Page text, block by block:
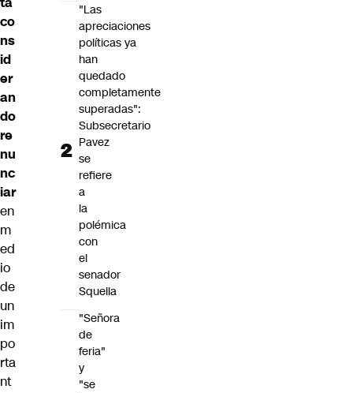
co
ns
id
er
an
do
re
nu
nc
iar
en
m
ed
io
de
un
im
po
rta
nt
"Las
apreciaciones
políticas ya
han
quedado
completamente
superadas":
Subsecretario
Pavez
se
refiere
a
la
polémica
con
el
senador
Squella
"Señora
de
feria"
y
"se